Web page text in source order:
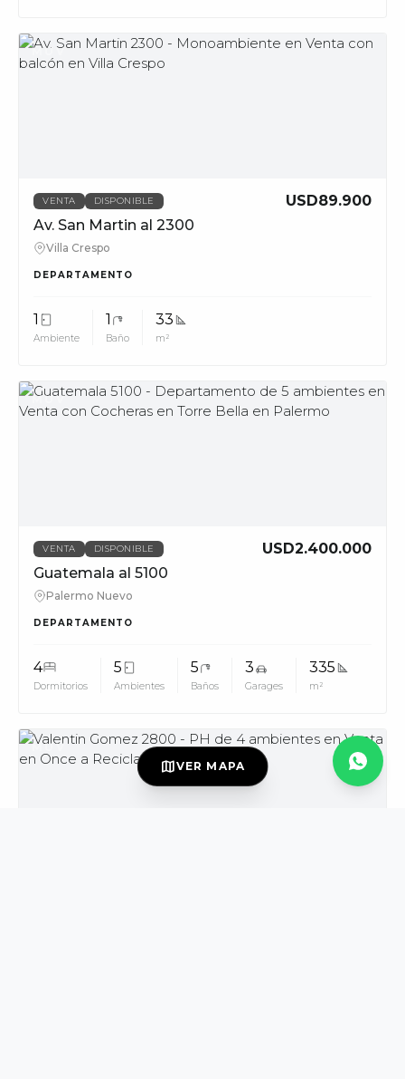
MUV
VENTA DISPONIBLE
USD89.900
Av. San Martin al 2300
Villa Crespo
DEPARTAMENTO
1
Ambiente
1
Baño
33
m²
MUV
VENTA DISPONIBLE
USD2.400.000
Guatemala al 5100
Palermo Nuevo
DEPARTAMENTO
4
Dormitorios
5
Ambientes
5
Baños
3
Garages
335
m²
MUV
mapVER MAPA